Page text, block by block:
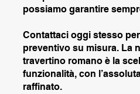
possiamo garantire
Contattaci oggi stesso
preventivo su misura. La
travertino romano è la
funzionalità, con
raffinato.